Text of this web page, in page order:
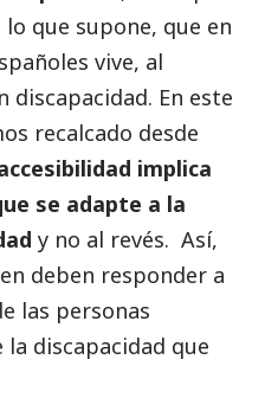
lo que supone, que en
vive, al
discapacidad. En este
recalcado desde
implica
se adapte a la
y no al revés. Así,
deben responder a
las personas
discapacidad que